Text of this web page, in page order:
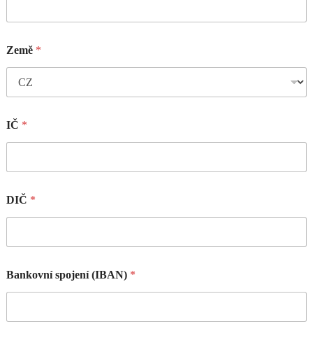
Země *
IČ *
DIČ *
Bankovní spojení (IBAN) *